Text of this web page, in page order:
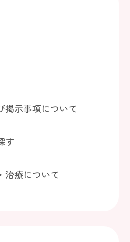
掲示事項について
す
治療について